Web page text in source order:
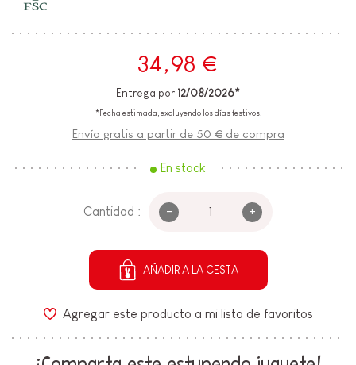
34,98 €
Entrega por 12/08/2026*
*Fecha estimada, excluyendo los días festivos.
Envío gratis a partir de 50 € de compra
En stock
Cantidad : - +
AÑADIR A LA CESTA
Agregar este producto a mi lista de favoritos